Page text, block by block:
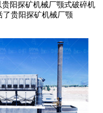
阳探矿机械厂颚式破碎机
了贵阳探矿机械厂颚